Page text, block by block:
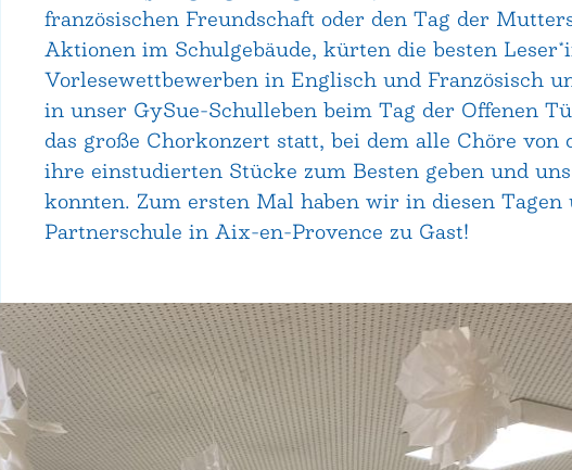
französischen Freundschaft oder den Tag der
Aktionen im Schulgebäude, kürten die besten
Vorlesewettbewerben in Englisch und Französisch
in unser GySue-Schulleben beim Tag der Offenen
das große Chorkonzert statt, bei dem alle Chöre von
ihre einstudierten Stücke zum Besten geben und
konnten. Zum ersten Mal haben wir in diesen Tagen
Partnerschule in Aix-en-Provence zu Gast!